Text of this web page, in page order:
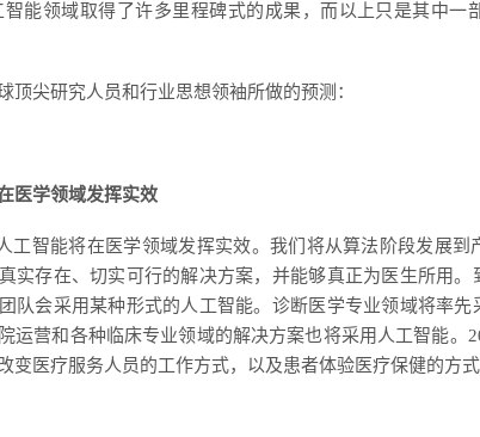
智能领域取得了许多里程碑式的成果，而以上只是其中一
顶尖研究人员和行业思想领袖所做的预测：
医学领域发挥实效
工智能将在医学领域发挥实效。我们将从算法阶段发展到
实存在、切实可行的解决方案，并能够真正为医生所用
队会采用某种形式的人工智能。诊断医学专业领域将率
运营和各种临床专业领域的解决方案也将采用人工智能。
变医疗服务人员的工作方式，以及患者体验医疗保健的方